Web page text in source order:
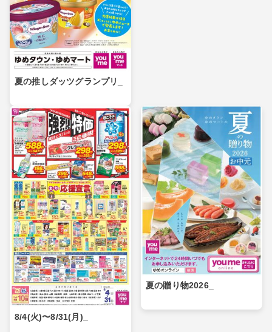
夏の推しダッツグランプリ_
8/4(火)〜8/31(月)_
夏の贈り物2026_